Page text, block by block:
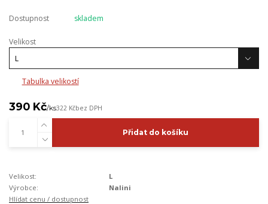
Dostupnost skladem
Velikost
Tabulka velikostí
390 Kč/ks322 Kčbez DPH
Přidat do košíku
Velikost:
L
Výrobce:
Nalini
Hlídat cenu / dostupnost